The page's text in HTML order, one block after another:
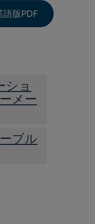
語版PDF
ショ
メー
ブル